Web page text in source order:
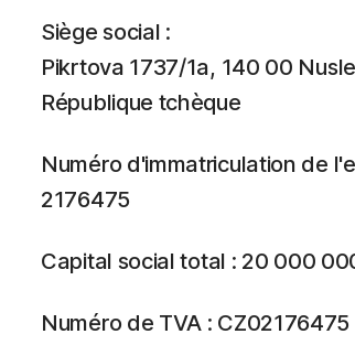
Siège social :
Pikrtova 1737/1a, 140 00
République tchèque
Numéro d'immatriculation de
2176475
Capital social total : 20 000
Numéro de TVA : CZ02176475